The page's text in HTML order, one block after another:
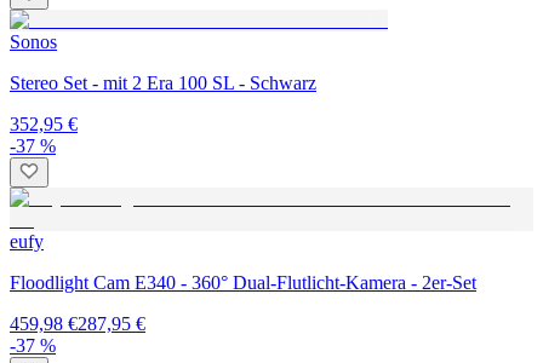
Sonos
Stereo Set - mit 2 Era 100 SL - Schwarz
352,95 €
-37 %
eufy
Floodlight Cam E340 - 360° Dual-Flutlicht-Kamera - 2er-Set
459,98 €287,95 €
-37 %